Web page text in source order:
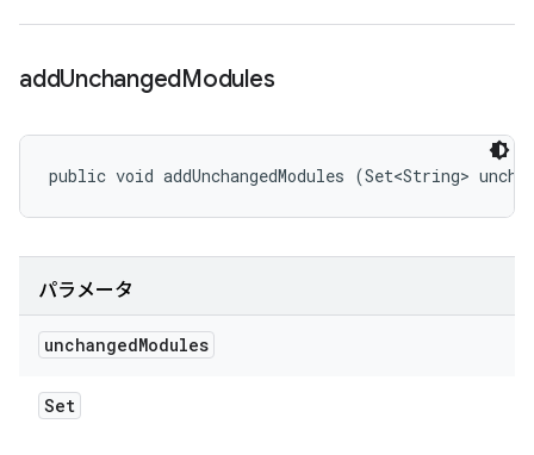
addUnchangedModules
public void addUnchangedModules (Set<String>
パラメータ
unchangedModules
Set